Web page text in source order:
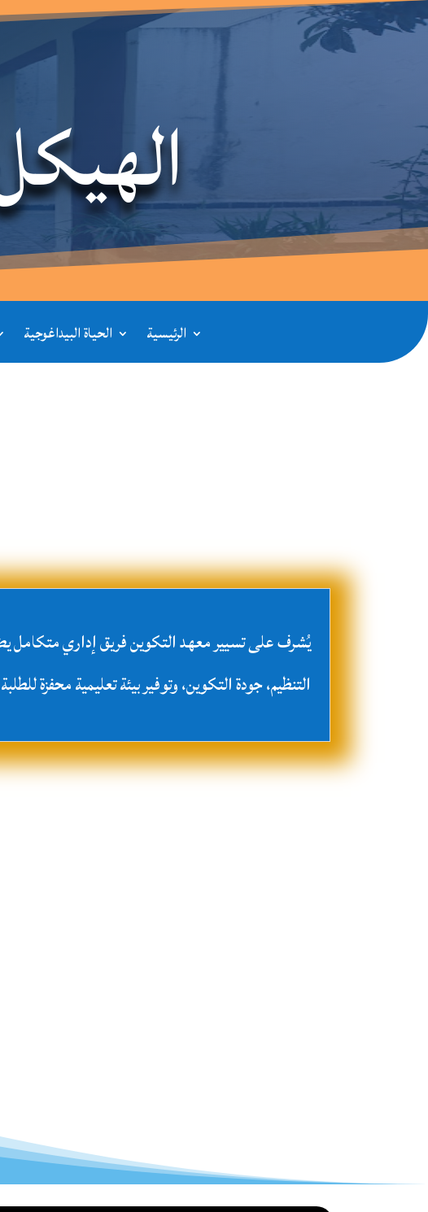
الرئيسية الحياة البيداغوجية
يُشرف على تسيير معهد التكوين فريق إداري
التنظيم، جودة التكوين، وتوفير بيئة تعليمية محفزة